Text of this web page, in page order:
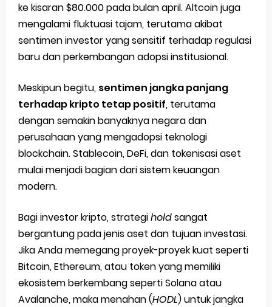
ke kisaran $80.000 pada bulan april. Altcoin juga
mengalami fluktuasi tajam, terutama akibat
sentimen investor yang sensitif terhadap regulasi
baru dan perkembangan adopsi institusional.
Meskipun begitu, sentimen jangka panjang
terhadap kripto tetap positif, terutama
dengan semakin banyaknya negara dan
perusahaan yang mengadopsi teknologi
blockchain. Stablecoin, DeFi, dan tokenisasi aset
mulai menjadi bagian dari sistem keuangan
modern.
Bagi investor kripto, strategiholdsangat
bergantung pada jenis aset dan tujuan investasi.
Jika Anda memegang proyek-proyek kuat seperti
Bitcoin, Ethereum, atau token yang memiliki
ekosistem berkembang seperti Solana atau
Avalanche, maka menahan (HODL) untuk jangka